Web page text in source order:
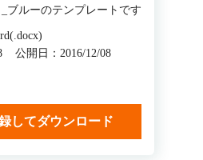
ブルーのテンプレートです
公開日：2016/12/08
してダウンロード